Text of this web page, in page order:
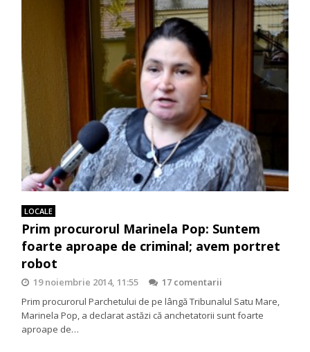
LOCALE
Prim procurorul Marinela Pop: Suntem
foarte aproape de criminal; avem portret
robot
19 noiembrie 2014, 11:55
17 comentarii
Prim procurorul Parchetului de pe lângă Tribunalul Satu Mare,
Marinela Pop, a declarat astăzi că anchetatorii sunt foarte
aproape de…